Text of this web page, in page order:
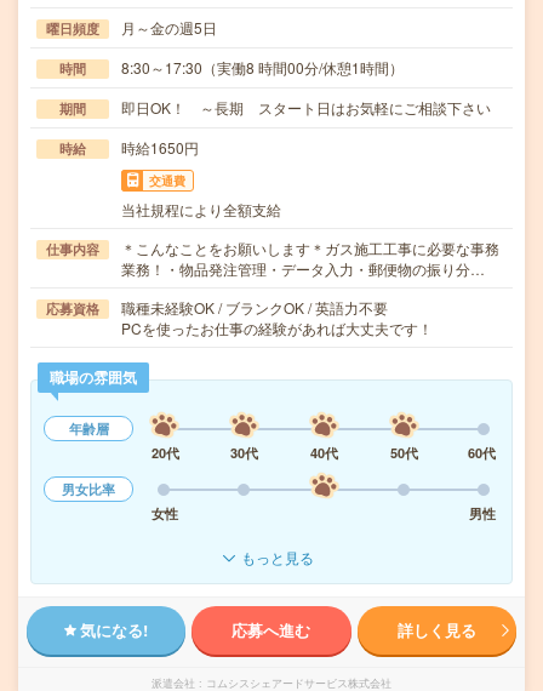
曜日頻度 月～金の週5日
時間 8:30～17:30（実働8 時間00分/休憩1時間）
期間 即日OK！ ～長期 スタート日はお気軽にご相談下さい
時給 時給1650円
交通費
当社規程により全額支給
仕事内容
＊こんなことをお願いします＊ガス施工工事に必要な事務
業務！・物品発注管理・データ入力・郵便物の振り分…
応募資格
職種未経験OK / ブランクOK / 英語力不要
PCを使ったお仕事の経験があれば大丈夫です！
職場の雰囲気
年齢層
20代
30代 40代 50代
60代
男女比率
女性
男性
もっと見る
気になる! 応募へ進む 詳しく見る
派遣会社 コムシスシェアードサービス株式会社